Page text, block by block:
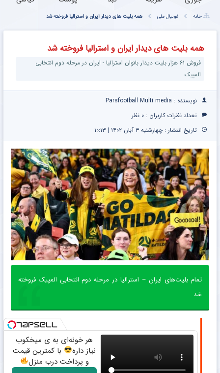
صاف
میکنه
که انگار
بوتاکس
کردی!
(تخفیف
دندان
پزشکی
با پک
سفید
کننده
کشف
شد!
پاکسازی
کبد
نهفته
است!
را از بین
خانه فوتبال ملی همه بلیت های دیدار ایران و استرالیا فروخته شد
همه بلیت های دیدار ایران و استرالیا فروخته شد
فروش ۶۱ هزار بلیت دیدار بانوان استرالیا - ایران در مرحله دوم انتخابی
المپیک
نویسنده : Parsfootball Multi media
تعداد نظرات کاربران : ۰ نظر
تاریخ انتشار : چهارشنبه ۳ آبان ۱۴۰۲ | ۱۰:۱۳
تمام بلیت‌های ایران – استرالیا در مرحله دوم انتخابی المپیک فروخته
شد.
هر خونه‌ای به ی میخکوب
نیاز داره
با کمترین قیمت
و پرداخت درب منزل